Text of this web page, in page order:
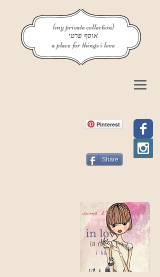
{my private collection}
אוסף פרטי
a place for things i love
Pinterest
Share